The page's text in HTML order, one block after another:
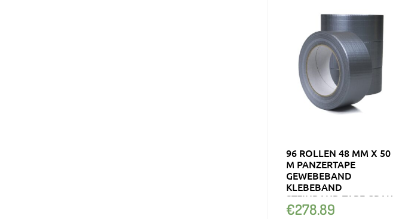
96 ROLLEN 48 MM X 50
M PANZERTAPE
GEWEBEBAND
KLEBEBAND
STEINBAND TAPE GRAU
€278.89